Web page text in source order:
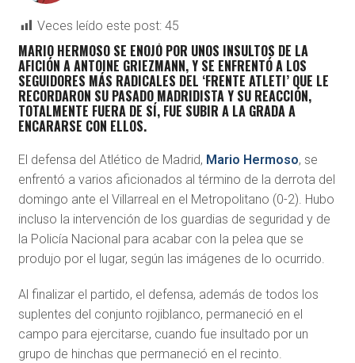
Veces leído este post: 45
MARIO HERMOSO SE ENOJÓ POR UNOS INSULTOS DE LA
AFICIÓN A ANTOINE GRIEZMANN, Y SE ENFRENTÓ A LOS
SEGUIDORES MÁS RADICALES DEL ‘FRENTE ATLETI’ QUE LE
RECORDARON SU PASADO MADRIDISTA Y SU REACCIÓN,
TOTALMENTE FUERA DE SÍ, FUE SUBIR A LA GRADA A
ENCARARSE CON ELLOS.
El defensa del Atlético de Madrid, Mario Hermoso, se
enfrentó a varios aficionados al término de la derrota del
domingo ante el Villarreal en el Metropolitano (0-2). Hubo
incluso la intervención de los guardias de seguridad y de
la Policía Nacional para acabar con la pelea que se
produjo por el lugar, según las imágenes de lo ocurrido.
Al finalizar el partido, el defensa, además de todos los
suplentes del conjunto rojiblanco, permaneció en el
campo para ejercitarse, cuando fue insultado por un
grupo de hinchas que permaneció en el recinto.